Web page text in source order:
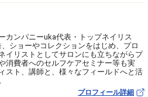
カンパニーuka代表・トップネイリス
、ショーやコレクションをはじめ、プロ
イリストとしてサロンにも立ちながらプ
消費者へのセルフケアセミナー等も実
スト、講師と、様々なフィールドへと活
プロフィール詳細